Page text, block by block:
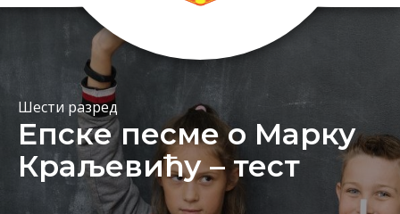
Шести разред
Епске песме о Марку
Краљевићу – тест